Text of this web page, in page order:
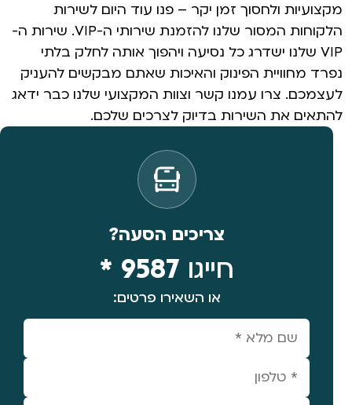
מקצועיות ולחסוך זמן יקר – פנו עוד היום לשירות
הלקוחות המסור שלנו להזמנת שירותי ה-VIP. שירות ה-
VIP שלנו ישדרג כל נסיעה ויהפוך אותה לחלק בלתי
נפרד מחוויית הפינוק והאיכות שאתם מבקשים להעניק
לעצמכם. צרו עמנו קשר וצוות המקצועי שלנו כבר ידאג
להתאים את השירות בדיוק לצרכים שלכם.
צריכים הסעה?
חייגו 9587 *
או השאירו פרטים: